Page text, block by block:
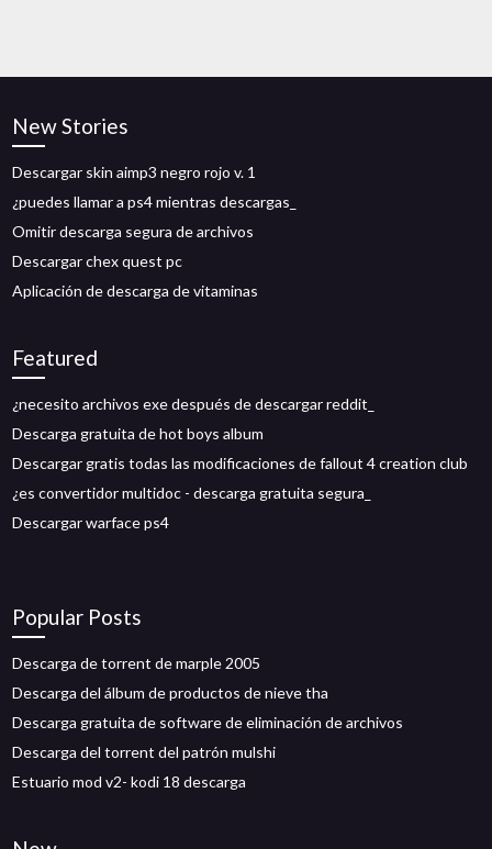
New Stories
Descargar skin aimp3 negro rojo v. 1
¿puedes llamar a ps4 mientras descargas_
Omitir descarga segura de archivos
Descargar chex quest pc
Aplicación de descarga de vitaminas
Featured
¿necesito archivos exe después de descargar reddit_
Descarga gratuita de hot boys album
Descargar gratis todas las modificaciones de fallout 4 creation club
¿es convertidor multidoc - descarga gratuita segura_
Descargar warface ps4
Popular Posts
Descarga de torrent de marple 2005
Descarga del álbum de productos de nieve tha
Descarga gratuita de software de eliminación de archivos
Descarga del torrent del patrón mulshi
Estuario mod v2- kodi 18 descarga